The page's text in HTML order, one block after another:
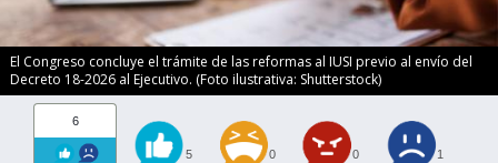
El Congreso concluye el trámite de las reformas al IUSI previo al envío del
Decreto 18-2026 al Ejecutivo. (Foto ilustrativa: Shutterstock)
6
5 0 0 1